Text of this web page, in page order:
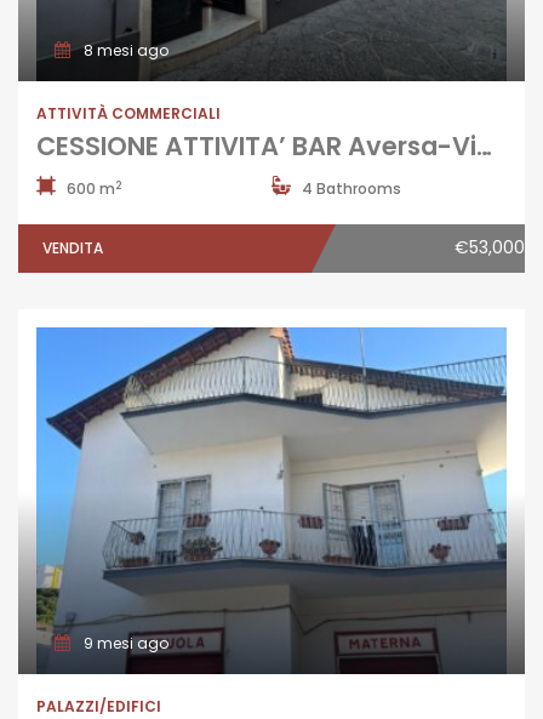
8 mesi ago
ATTIVITÀ COMMERCIALI
CESSIONE ATTIVITA’ BAR Aversa-Via Seggio
600 m2 4 Bathrooms
VENDITA €53,000
9 mesi ago
PALAZZI/EDIFICI